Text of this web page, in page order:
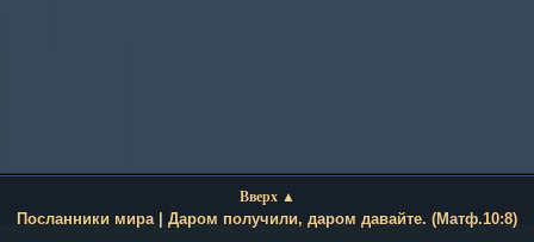
Вверх ▲
Посланники мира | Даром получили, даром давайте. (Матф.10:8)